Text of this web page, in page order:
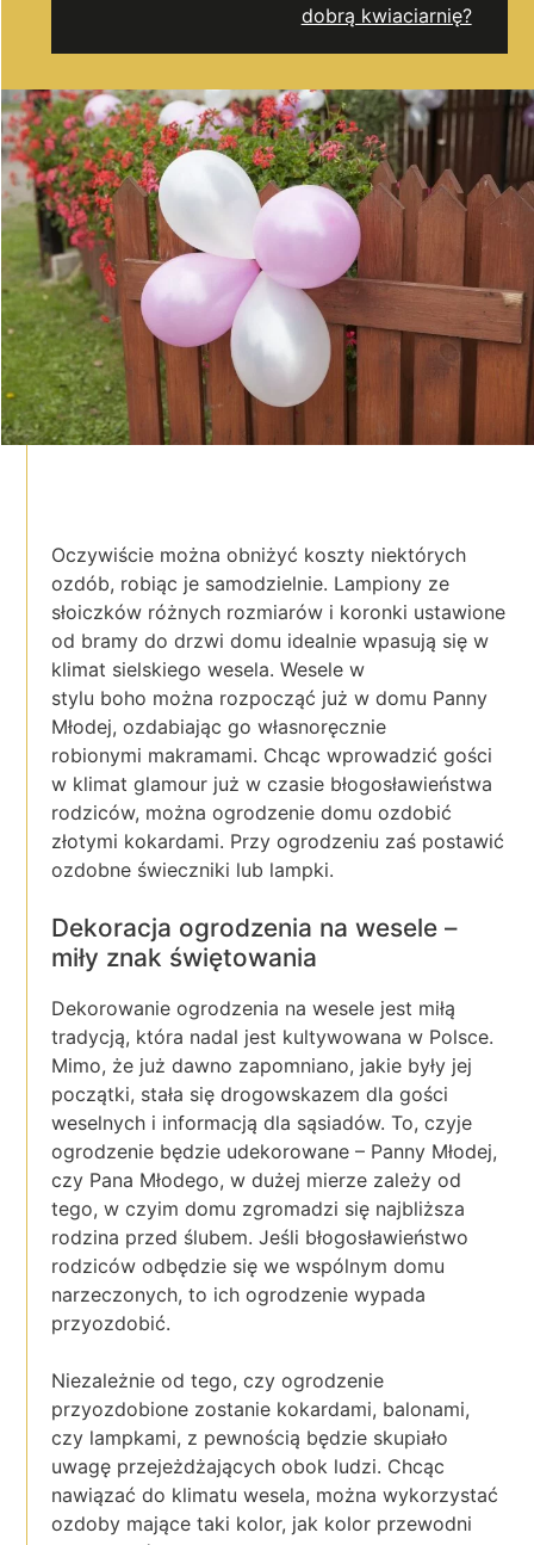
dobrą kwiaciarnię?
Oczywiście można obniżyć koszty niektórych
ozdób, robiąc je samodzielnie. Lampiony ze
słoiczków różnych rozmiarów i koronki ustawione
od bramy do drzwi domu idealnie wpasują się w
klimat sielskiego wesela. Wesele w
stylu boho można rozpocząć już w domu Panny
Młodej, ozdabiając go własnoręcznie
robionymi makramami. Chcąc wprowadzić gości
w klimat glamour już w czasie błogosławieństwa
rodziców, można ogrodzenie domu ozdobić
złotymi kokardami. Przy ogrodzeniu zaś postawić
ozdobne świeczniki lub lampki.
Dekoracja ogrodzenia na wesele –
miły znak świętowania
Dekorowanie ogrodzenia na wesele jest miłą
tradycją, która nadal jest kultywowana w Polsce.
Mimo, że już dawno zapomniano, jakie były jej
początki, stała się drogowskazem dla gości
weselnych i informacją dla sąsiadów. To, czyje
ogrodzenie będzie udekorowane – Panny Młodej,
czy Pana Młodego, w dużej mierze zależy od
tego, w czyim domu zgromadzi się najbliższa
rodzina przed ślubem. Jeśli błogosławieństwo
rodziców odbędzie się we wspólnym domu
narzeczonych, to ich ogrodzenie wypada
przyozdobić.
Niezależnie od tego, czy ogrodzenie
przyozdobione zostanie kokardami, balonami,
czy lampkami, z pewnością będzie skupiało
uwagę przejeżdżających obok ludzi. Chcąc
nawiązać do klimatu wesela, można wykorzystać
ozdoby mające taki kolor, jak kolor przewodni